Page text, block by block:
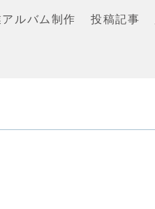
ルバム制作 投稿記事